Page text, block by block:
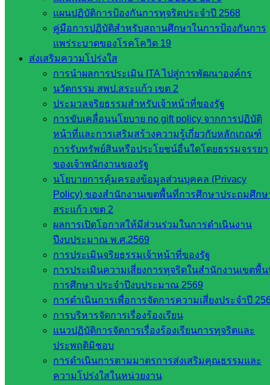
แผนปฏิบัติการป้องกันการทุจริตประจำปี 2568
คู่มือการปฏิบัติสำหรับสถานศึกษาในการป้องกันการ
แพร่ระบาดของโรคโควิด 19
ส่งเสริมความโปร่งใส
การนำผลการประเมิน ITA ไปสู่การพัฒนาองค์กร
นวัตกรรม สพป.สระแก้ว เขต 2
ประมวลจริยธรรมสำหรับเจ้าหน้าที่ของรัฐ
การขับเคลื่อนนโยบาย no gift policy จากการปฏิบัติ
หน้าที่และการเสริมสร้างความรู้เกี่ยวกับหลักเกณฑ์
การรับทรัพย์สินหรือประโยชน์อื่นใดโดยธรรมจรรยา
ของเจ้าพนักงานของรัฐ
นโยบายการคุ้มครองข้อมูลส่วนบุคคล (Privacy
Policy) ของสำนักงานเขตพื้นที่การศึกษาประถมศึกษ
สระแก้ว เขต 2
ผลการเปิดโอกาสให้มีส่วนร่วมในการดำเนินงาน
ปีงบประมาณ พ.ศ.2569
การประเมินจริยธรรมเจ้าหน้าที่ของรัฐ
การประเมินความเสี่ยงการทุจริตในสำนักงานเขตพื้
การศึกษา ประจำปีงบประมาณ 2569
การดำเนินการเพื่อการจัดการความเสี่ยงประจำปี
การบริหารจัดการเรื่องร้องเรียน
แนวปฏิบัติการจัดการเรื่องร้องเรียนการทุจริตและ
ประพฤติมิชอบ
การดำเนินการตามมาตรการส่งเสริมคุณธรรมและ
ความโปร่งใสในหน่วยงาน
หน่วยงาน
ที่เกี่ยวข้อง
ศึกษาธิการ
อุดมศึกษา
สภาการ
กรรมการ